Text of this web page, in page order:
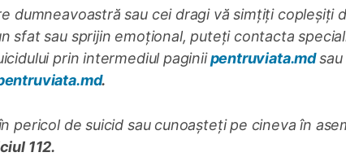
dumneavoastră sau cei dragi vă simțiți copleșiți
sfat sau sprijin emoțional, puteți contacta
prin intermediul paginii pentruviata.md
.
pericol de suicid sau cunoașteți pe cineva în
112.